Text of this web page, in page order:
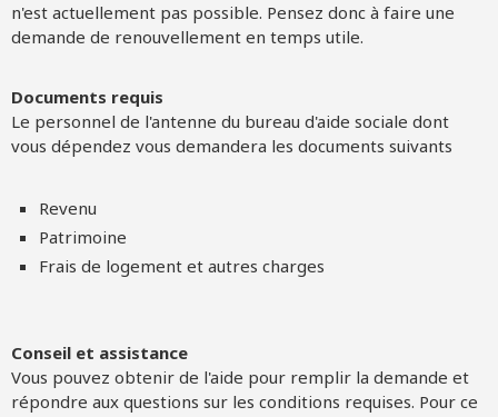
n'est actuellement pas possible. Pensez donc à faire une
demande de renouvellement en temps utile.
Documents requis
Le personnel de l'antenne du bureau d'aide sociale dont
vous dépendez vous demandera les documents suivants
Revenu
Patrimoine
Frais de logement et autres charges
Conseil et assistance
Vous pouvez obtenir de l'aide pour remplir la demande et
répondre aux questions sur les conditions requises. Pour ce